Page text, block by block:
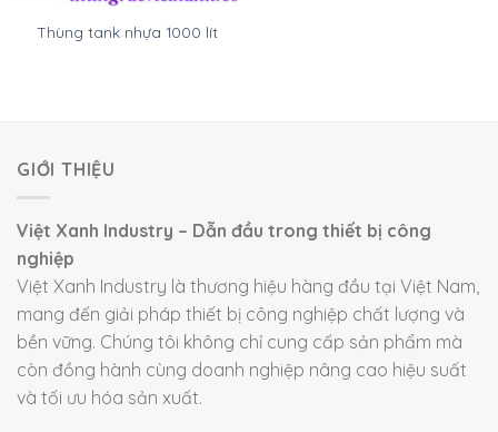
Thùng tank nhựa 1000 lít
GIỚI THIỆU
Việt Xanh Industry – Dẫn đầu trong thiết bị công
nghiệp
Việt Xanh Industry là thương hiệu hàng đầu tại Việt Nam,
mang đến giải pháp thiết bị công nghiệp chất lượng và
bền vững. Chúng tôi không chỉ cung cấp sản phẩm mà
còn đồng hành cùng doanh nghiệp nâng cao hiệu suất
và tối ưu hóa sản xuất.